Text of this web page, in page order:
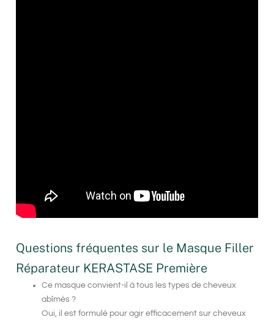
Questions fréquentes sur le Masque Filler
Réparateur KERASTASE Première
Ce masque convient-il à tous les types de cheveux
abîmés ?
Oui, il est formulé pour agir efficacement sur cheveux